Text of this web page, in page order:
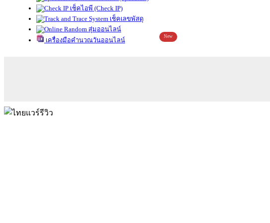
เช็คไอพี (Check IP)
เช็คเลขพัสดุ
สุ่มออนไลน์
เครื่องมือคำนวณวันออนไลน์
New